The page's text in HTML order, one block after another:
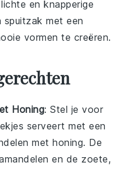
en knapperige
spuitzak met een
vormen te creëren.
Honing: Stel je voor
serveert met een
met honing. De
en de zoete,